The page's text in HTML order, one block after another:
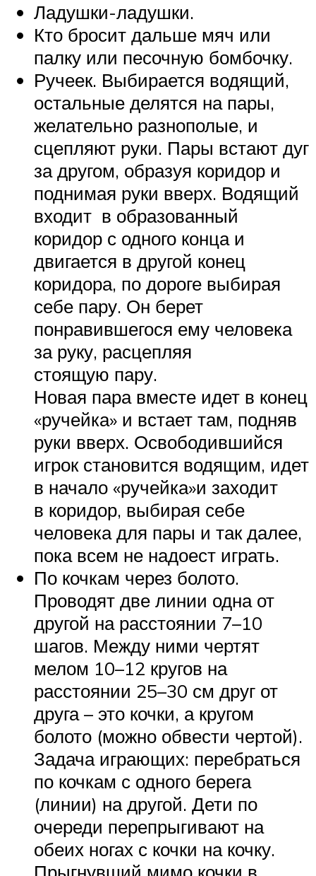
Ладушки-ладушки.
Кто бросит дальше мяч или
палку или песочную бомбочку.
Ручеек. Выбирается водящий,
остальные делятся на пары,
желательно разнополые, и
сцепляют руки. Пары встают дуг
за другом, образуя коридор и
поднимая руки вверх. Водящий
входит в образованный
коридор с одного конца и
двигается в другой конец
коридора, по дороге выбирая
себе пару. Он берет
понравившегося ему человека
за руку, расцепляя
стоящую пару.
Новая пара вместе идет в конец
«ручейка» и встает там, подняв
руки вверх. Освободившийся
игрок становится водящим, идет
в начало «ручейка»и заходит
в коридор, выбирая себе
человека для пары и так далее,
пока всем не надоест играть.
По кочкам через болото.
Проводят две линии одна от
другой на расстоянии 7–10
шагов. Между ними чертят
мелом 10–12 кругов на
расстоянии 25–30 см друг от
друга – это кочки, а кругом
болото (можно обвести чертой).
Задача играющих: перебраться
по кочкам с одного берега
(линии) на другой. Дети по
очереди перепрыгивают на
обеих ногах с кочки на кочку.